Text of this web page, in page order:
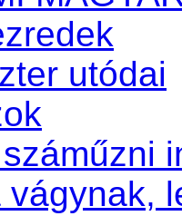
utódai
vágynak,